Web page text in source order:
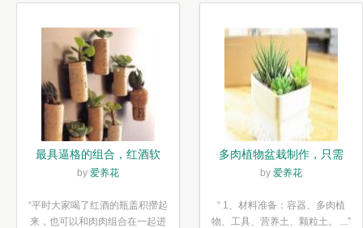
最具逼格的组合，红酒软
木塞diy多肉植物盆栽
by 爱养花
“平时大家喝了红酒的瓶盖积攒起
来，也可以和肉肉组合在一起进
多肉植物盆栽制作，只需
简单6步
by 爱养花
“ 1、材料准备：容器、多肉植
物、工具、营养土、颗粒土。 ...”